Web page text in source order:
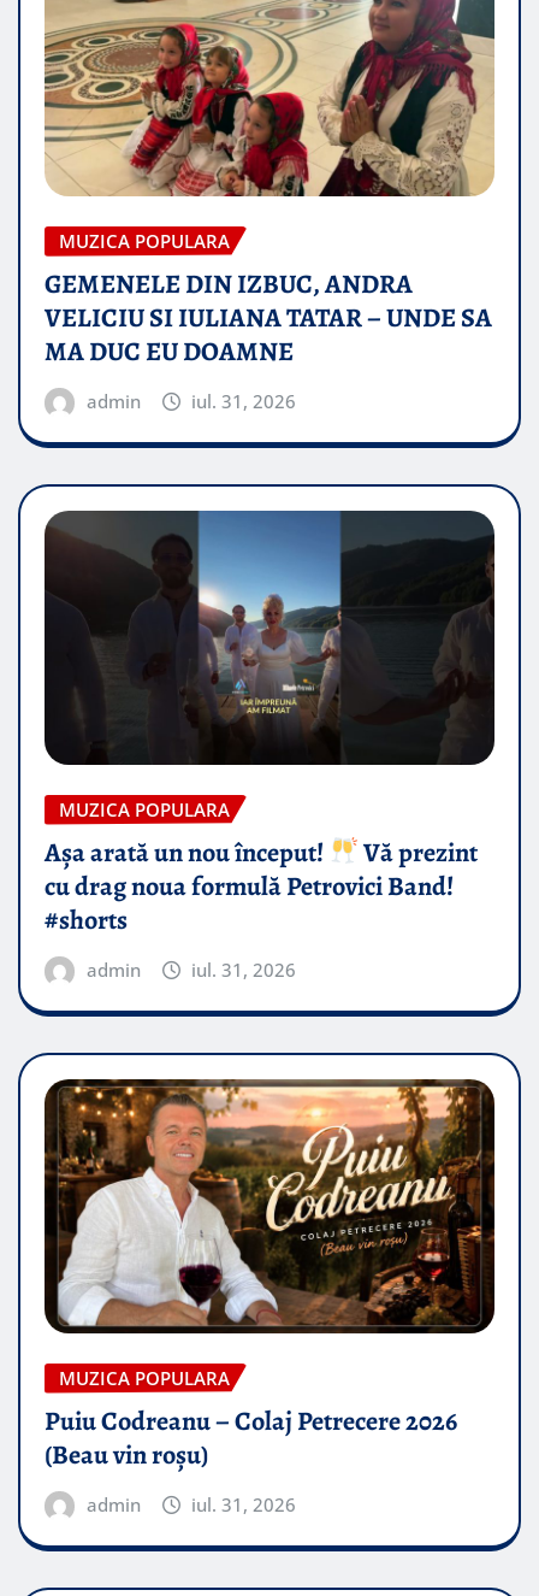
MUZICA POPULARA
GEMENELE DIN IZBUC, ANDRA
VELICIU SI IULIANA TATAR – UNDE SA
MA DUC EU DOAMNE
admin iul. 31, 2026
MUZICA POPULARA
Așa arată un nou început!
Vă prezint
cu drag noua formulă Petrovici Band!
#shorts
admin iul. 31, 2026
MUZICA POPULARA
Puiu Codreanu – Colaj Petrecere 2026
(Beau vin roșu)
admin iul. 31, 2026